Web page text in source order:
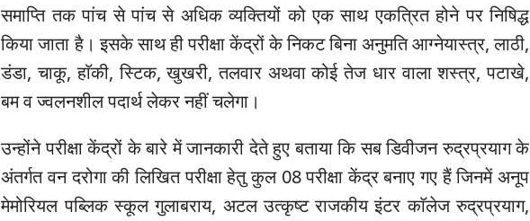
समाप्ति तक पांच से पांच से अधिक व्यक्तियों को एक साथ एकत्रित होने पर निषिद्ध
किया जाता है। इसके साथ ही परीक्षा केंद्रों के निकट बिना अनुमति आग्नेयास्त्र, लाठी,
डंडा, चाकू, हाॅकी, स्टिक, खुखरी, तलवार अथवा कोई तेज धार वाला शस्त्र, पटाखे,
बम व ज्वलनशील पदार्थ लेकर नहीं चलेगा।
उन्होंने परीक्षा केंद्रों के बारे में जानकारी देते हुए बताया कि सब डिवीजन रुद्रप्रयाग के
अंतर्गत वन दरोगा की लिखित परीक्षा हेतु कुल 08 परीक्षा केंद्र बनाए गए हैं जिनमें अनूप
मेमोरियल पब्लिक स्कूल गुलाबराय, अटल उत्कृष्ट राजकीय इंटर काॅलेज रुद्रप्रयाग,